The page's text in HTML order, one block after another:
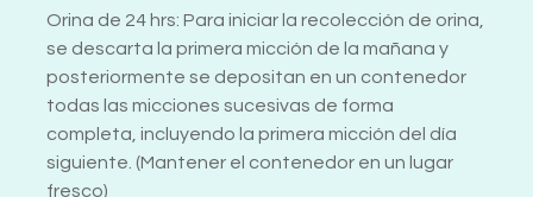
Orina de 24 hrs: Para iniciar la recolección de orina,
se descarta la primera micción de la mañana y
posteriormente se depositan en un contenedor
todas las micciones sucesivas de forma
completa, incluyendo la primera micción del día
siguiente. (Mantener el contenedor en un lugar
fresco)